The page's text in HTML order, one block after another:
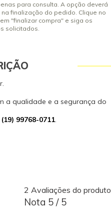
para consulta. A opção deverá
finalização do pedido. Clique no
"finalizar compra" e siga os
solicitados.
a qualidade e a segurança do
(19) 99768-0711.
2 Avaliações do produto
Nota 5 / 5